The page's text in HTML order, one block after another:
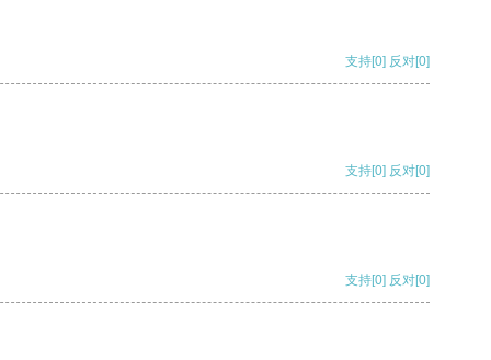
支持[0] 反对[0]
支持[0] 反对[0]
支持[0] 反对[0]